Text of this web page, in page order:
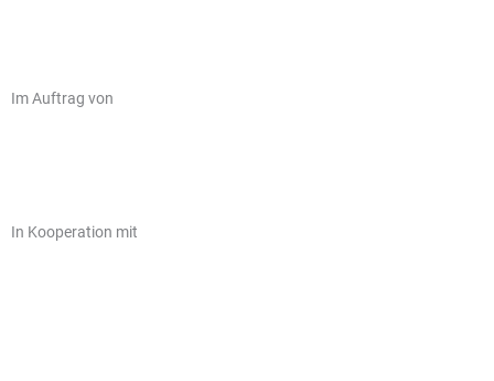
Im Auftrag von
In Kooperation mit